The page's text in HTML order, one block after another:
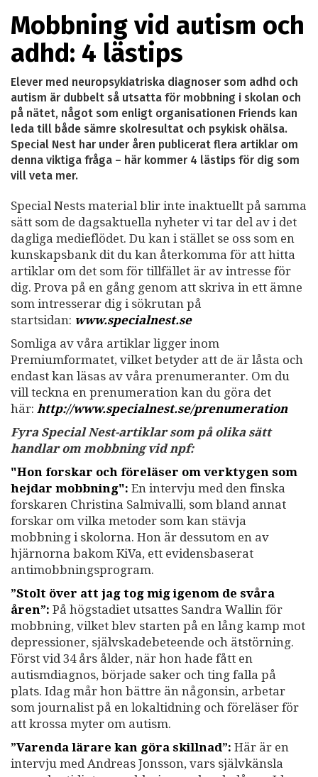
Mobbning vid autism och
adhd: 4 lästips
Elever med neuropsykiatriska diagnoser som adhd och
autism är dubbelt så utsatta för mobbning i skolan och
på nätet, något som enligt organisationen Friends kan
leda till både sämre skolresultat och psykisk ohälsa.
Special Nest har under åren publicerat flera artiklar om
denna viktiga fråga – här kommer 4 lästips för dig som
vill veta mer.
Special Nests material blir inte inaktuellt på samma
sätt som de dagsaktuella nyheter vi tar del av i det
dagliga medieflödet. Du kan i stället se oss som en
kunskapsbank dit du kan återkomma för att hitta
artiklar om det som för tillfället är av intresse för
dig. Prova på en gång genom att skriva in ett ämne
som intresserar dig i sökrutan på
startsidan: www.specialnest.se
Somliga av våra artiklar ligger inom
Premiumformatet, vilket betyder att de är låsta och
endast kan läsas av våra prenumeranter. Om du
vill teckna en prenumeration kan du göra det
här: http://www.specialnest.se/prenumeration
Fyra Special Nest-artiklar som på olika sätt
handlar om mobbning vid npf:
"Hon forskar och föreläser om verktygen som
hejdar mobbning": En intervju med den finska
forskaren Christina Salmivalli, som bland annat
forskar om vilka metoder som kan stävja
mobbning i skolorna. Hon är dessutom en av
hjärnorna bakom KiVa, ett evidensbaserat
antimobbningsprogram.
”Stolt över att jag tog mig igenom de svåra
åren”: På högstadiet utsattes Sandra Wallin för
mobbning, vilket blev starten på en lång kamp mot
depressioner, självskadebeteende och ätstörning.
Först vid 34 års ålder, när hon hade fått en
autismdiagnos, började saker och ting falla på
plats. Idag mår hon bättre än någonsin, arbetar
som journalist på en lokaltidning och föreläser för
att krossa myter om autism.
”Varenda lärare kan göra skillnad”: Här är en
intervju med Andreas Jonsson, vars självkänsla